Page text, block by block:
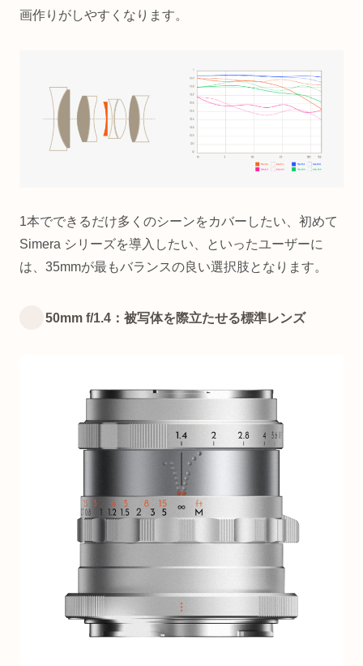
画作りがしやすくなります。
1本でできるだけ多くのシーンをカバーしたい、初めて
Simera シリーズを導入したい、といったユーザーに
は、35mmが最もバランスの良い選択肢となります。
50mm f/1.4：被写体を際立たせる標準レンズ